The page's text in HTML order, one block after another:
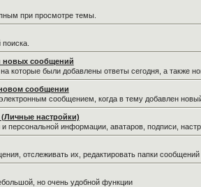
при просмотре темы.
новых сообщений
которые были добавлены ответы сегодня, а также
сообщении
сообщением, когда в тему добавлен
настройки)
и персональной информации, аватаров, подписи,
отслеживать их, редактировать папки
но очень удобной функции